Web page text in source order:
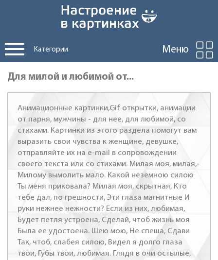
Категории Меню
Для милой и любимой от...
Анимационные картинки,Gif открытки, анимации
от парня, мужчины - для нее, для любимой, со
стихами. Картинки из этого раздела помогут вам
выразить свои чувства к женщине, девушке,
отправляйте их на e-mail в сопровождении
своего текста или со стихами. Милая моя, милая,-
Милому вымолить мало. Какой неземною силою
Ты меня приковала? Милая моя, скрытная, Кто
тебе дал, по грешности, Эти глаза магнитные И
руки нежнее нежности? Если из них, любимая,
Будет петля устроена, Сделай, чтоб жизнь моя
Была ее удостоена. Шею мою, Не спеша, Сдави
Так, чтоб, слабея силою, Видел я долго глаза
твои, Губы твои, любимая. Глядя в очи остылые,